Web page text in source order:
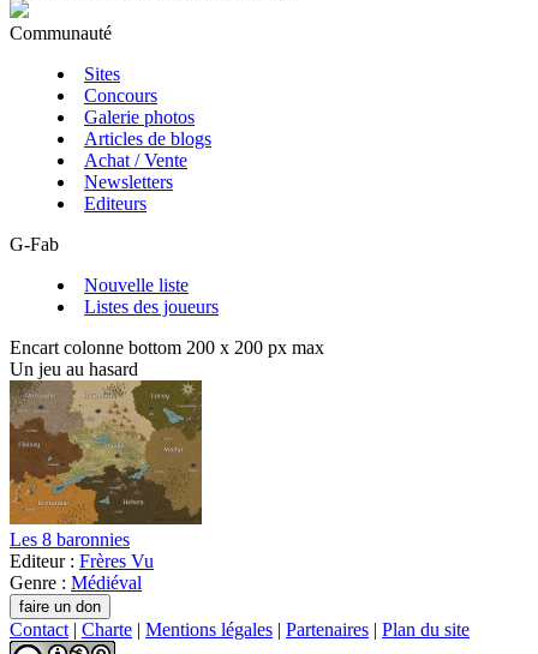
Communauté
Sites
Concours
Galerie photos
Articles de blogs
Achat / Vente
Newsletters
Editeurs
G-Fab
Nouvelle liste
Listes des joueurs
Encart colonne bottom 200 x 200 px max
Un jeu au hasard
Les 8 baronnies
Editeur : Frères Vu
Genre : Médiéval
Contact | Charte | Mentions légales | Partenaires | Plan du site